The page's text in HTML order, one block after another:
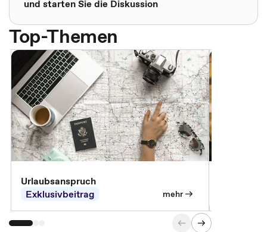
und starten Sie die Diskussion
Top-Themen
Urlaubsanspruch
Exklusivbeitrag
mehr